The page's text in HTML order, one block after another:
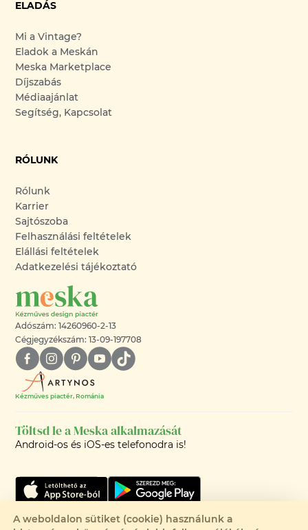
ELADÁS
Mi a Vintage?
Eladok a Meskán
Meska Marketplace
Díjszabás
Médiaajánlat
Segítség, Kapcsolat
RÓLUNK
Rólunk
Karrier
Sajtószoba
Felhasználási feltételek
Elállási feltételek
Adatkezelési tájékoztató
Adószám: 14260960-2-13
Cégjegyzékszám: 13-09-197708
Kézműves piactér, Románia
Töltsd le a Meska alkalmazását
Android-os és iOS-es telefonodra is!
A weboldalon sütiket (cookie) használunk a